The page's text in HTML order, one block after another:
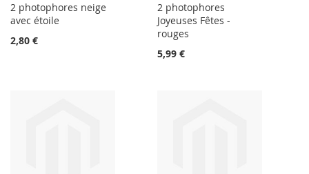
2 photophores neige
avec étoile
2,80 €
2 photophores
Joyeuses Fêtes -
rouges
5,99 €